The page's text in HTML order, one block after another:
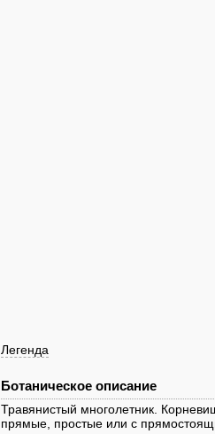
Легенда
Ботаническое описание
Травянистый многолетник.
прямые, простые или с